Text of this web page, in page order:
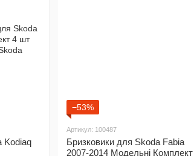
Kodiaq
−53%
Артикул: 100487
Бризковики для Skoda Fabia
2007-2014 Модельні Комплект